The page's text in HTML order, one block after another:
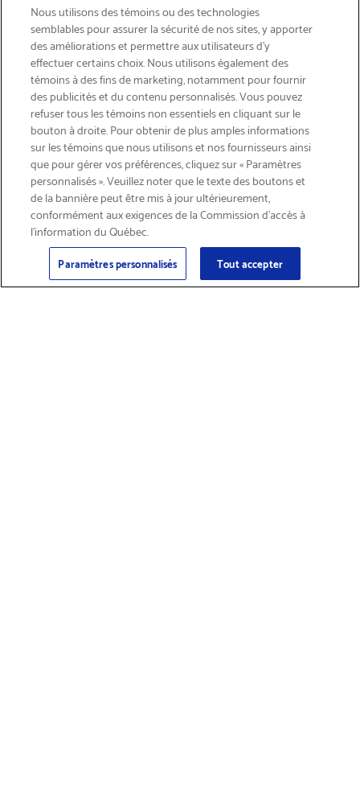
INSCRIVEZ-VOUS & ÉCONOMISEZ 15%
Courriel
Inscription
Nous utilisons des témoins ou des technologies
semblables pour assurer la sécurité de nos sites, y apporter
des améliorations et permettre aux utilisateurs d’y
effectuer certains choix. Nous utilisons également des
témoins à des fins de marketing, notamment pour fournir
des publicités et du contenu personnalisés. Vous pouvez
refuser tous les témoins non essentiels en cliquant sur le
bouton à droite. Pour obtenir de plus amples informations
sur les témoins que nous utilisons et nos fournisseurs ainsi
que pour gérer vos préférences, cliquez sur « Paramètres
personnalisés ». Veuillez noter que le texte des boutons et
de la bannière peut être mis à jour ultérieurement,
conformément aux exigences de la Commission d’accès à
l’information du Québec.
Paramètres personnalisés Tout accepter